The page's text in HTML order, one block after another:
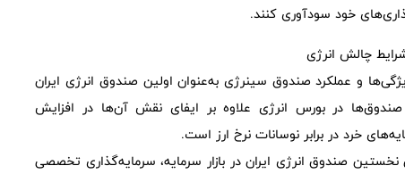
خود سودآوری کنند.
چالش انرژی
و عملکرد صندوق سینرژی به‌عنوان اولین صندوق انرژی ایران
صندوق‌ها در بورس انرژی علاوه بر ایفای نقش آن‌ها در افزایش
خرد در برابر نوسانات نرخ ارز است.
صندوق انرژی ایران در بازار سرمایه، سرمایه‌گذاری تخصصی